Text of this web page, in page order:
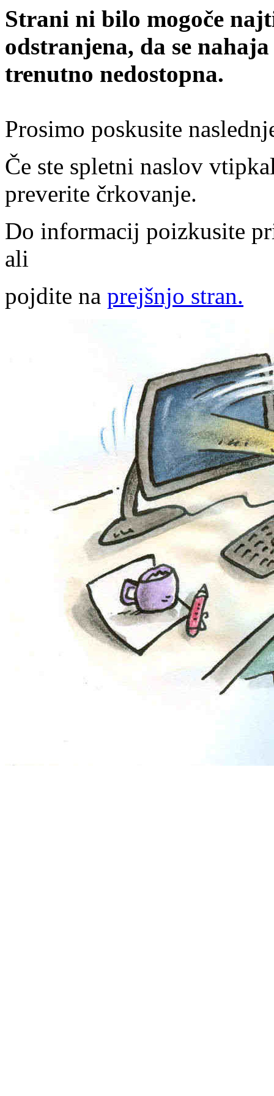
Strani ni bilo mogoče
odstranjena, da se
trenutno nedostopna.
Prosimo poskusite
Če ste spletni naslov
preverite črkovanje.
Do informacij poizkusite
ali
pojdite na prejšnjo stran.